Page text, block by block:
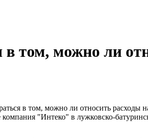
в том, можно ли
в том, можно ли относить расходы
"Интеко" в лужковско-